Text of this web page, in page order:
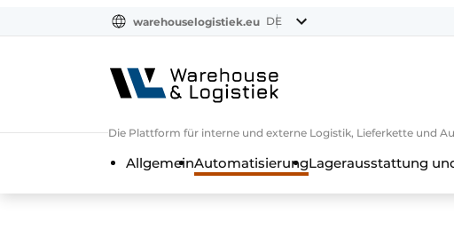
warehouselogistiek.eu DE
Die Plattform für interne und externe Logistik, Lieferkette und
AllgemeinAutomatisierungLagerausstattung